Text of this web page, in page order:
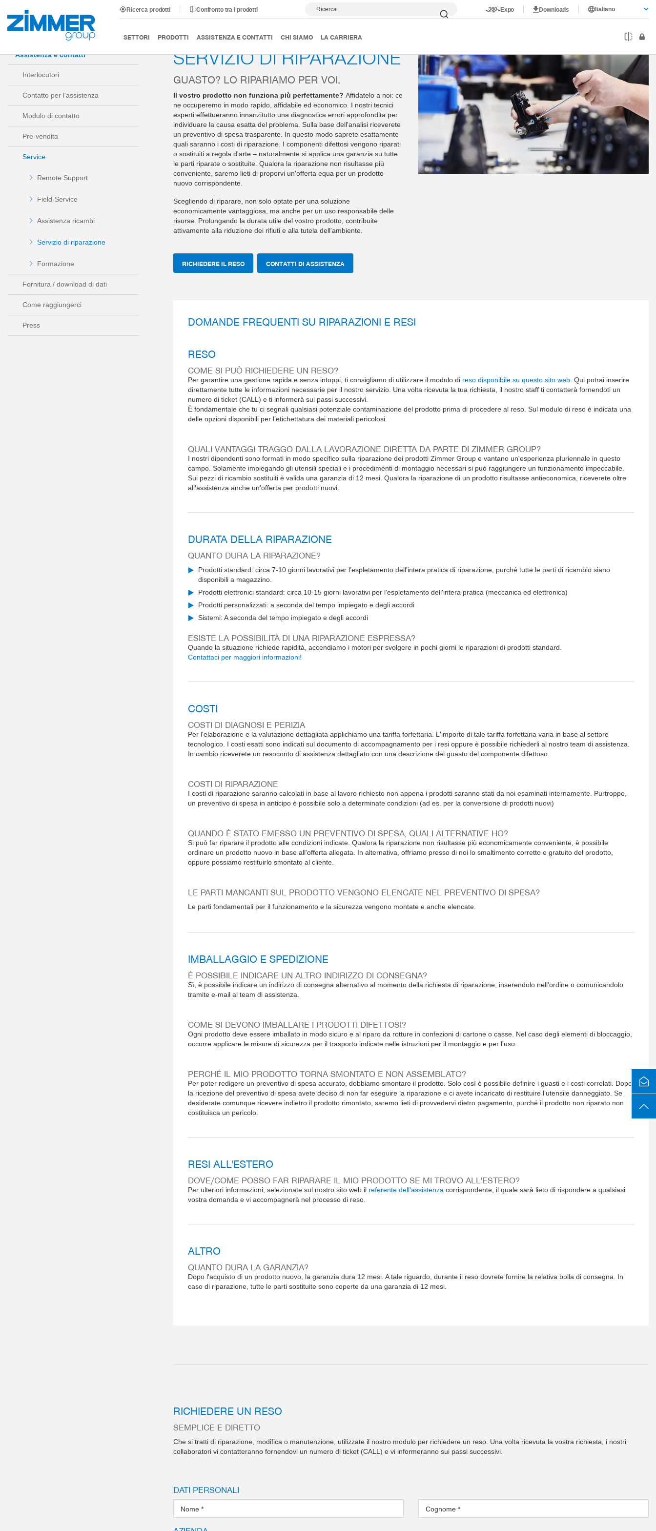
Ricerca prodotti Confronto tra i prodotti Ricerca Expo Downloads Italiano
SETTORI PRODOTTI ASSISTENZA E CONTATTI CHI SIAMO LA CARRIERA
Inizio Assistenza e contatti Service Servizio di riparazione
Assistenza e contatti
Interlocutori
Contatto per l'assistenza
Modulo di contatto
Pre-vendita
Service
Remote Support
Field-Service
Assistenza ricambi
Servizio di riparazione
Formazione
Fornitura / download di dati
Come raggiungerci
Press
SERVIZIO DI RIPARAZIONE
GUASTO? LO RIPARIAMO PER VOI.
Il vostro prodotto non funziona più perfettamente? Affidatelo a noi: ce
ne occuperemo in modo rapido, affidabile ed economico. I nostri tecnici
esperti effettueranno innanzitutto una diagnostica errori approfondita per
individuare la causa esatta del problema. Sulla base dell'analisi riceverete
un preventivo di spesa trasparente. In questo modo saprete esattamente
quali saranno i costi di riparazione. I componenti difettosi vengono riparati
o sostituiti a regola d'arte – naturalmente si applica una garanzia su tutte
le parti riparate o sostituite. Qualora la riparazione non risultasse più
conveniente, saremo lieti di proporvi un'offerta equa per un prodotto
nuovo corrispondente.
Scegliendo di riparare, non solo optate per una soluzione
economicamente vantaggiosa, ma anche per un uso responsabile delle
risorse. Prolungando la durata utile del vostro prodotto, contribuite
attivamente alla riduzione dei rifiuti e alla tutela dell'ambiente.
RICHIEDERE IL RESO CONTATTI DI ASSISTENZA
DOMANDE FREQUENTI SU RIPARAZIONI E RESI
RESO
COME SI PUÒ RICHIEDERE UN RESO?
Per garantire una gestione rapida e senza intoppi, ti consigliamo di utilizzare il modulo di reso disponibile su questo sito web​​​​​​​. Qui potrai inserire
direttamente tutte le informazioni necessarie per il nostro servizio. Una volta ricevuta la tua richiesta, il nostro staff ti contatterà fornendoti un
numero di ticket (CALL) e ti informerà sui passi successivi.
È fondamentale che tu ci segnali qualsiasi potenziale contaminazione del prodotto prima di procedere al reso. Sul modulo di reso è indicata una
delle opzioni disponibili per l’etichettatura dei materiali pericolosi.
QUALI VANTAGGI TRAGGO DALLA LAVORAZIONE DIRETTA DA PARTE DI ZIMMER GROUP?
I nostri dipendenti sono formati in modo specifico sulla riparazione dei prodotti Zimmer Group e vantano un'esperienza pluriennale in questo
campo. Solamente impiegando gli utensili speciali e i procedimenti di montaggio necessari si può raggiungere un funzionamento impeccabile.
Sui pezzi di ricambio sostituiti è valida una garanzia di 12 mesi. Qualora la riparazione di un prodotto risultasse antieconomica, riceverete oltre
all'assistenza anche un'offerta per prodotti nuovi.
DURATA DELLA RIPARAZIONE
QUANTO DURA LA RIPARAZIONE?
Prodotti standard: circa 7-10 giorni lavorativi per l’espletamento dell'intera pratica di riparazione, purché tutte le parti di ricambio siano
disponibili a magazzino.
Prodotti elettronici standard: circa 10-15 giorni lavorativi per l'espletamento dell'intera pratica (meccanica ed elettronica)
Prodotti personalizzati: a seconda del tempo impiegato e degli accordi
Sistemi: A seconda del tempo impiegato e degli accordi
ESISTE LA POSSIBILITÀ DI UNA RIPARAZIONE ESPRESSA?
Quando la situazione richiede rapidità, accendiamo i motori per svolgere in pochi giorni le riparazioni di prodotti standard.
Contattaci per maggiori informazioni!
COSTI
COSTI DI DIAGNOSI E PERIZIA
Per l'elaborazione e la valutazione dettagliata applichiamo una tariffa forfettaria. L'importo di tale tariffa forfettaria varia in base al settore
tecnologico. I costi esatti sono indicati sul documento di accompagnamento per i resi oppure è possibile richiederli al nostro team di assistenza.
In cambio riceverete un resoconto di assistenza dettagliato con una descrizione del guasto del componente difettoso.
COSTI DI RIPARAZIONE
I costi di riparazione saranno calcolati in base al lavoro richiesto non appena i prodotti saranno stati da noi esaminati internamente. Purtroppo,
un preventivo di spesa in anticipo è possibile solo a determinate condizioni (ad es. per la conversione di prodotti nuovi)
QUANDO È STATO EMESSO UN PREVENTIVO DI SPESA, QUALI ALTERNATIVE HO?
Si può far riparare il prodotto alle condizioni indicate. Qualora la riparazione non risultasse più economicamente conveniente, è possibile
ordinare un prodotto nuovo in base all'offerta allegata. In alternativa, offriamo presso di noi lo smaltimento corretto e gratuito del prodotto,
oppure possiamo restituirlo smontato al cliente.
LE PARTI MANCANTI SUL PRODOTTO VENGONO ELENCATE NEL PREVENTIVO DI SPESA?
Le parti fondamentali per il funzionamento e la sicurezza vengono montate e anche elencate.
IMBALLAGGIO E SPEDIZIONE
È POSSIBILE INDICARE UN ALTRO INDIRIZZO DI CONSEGNA?
Sì, è possibile indicare un indirizzo di consegna alternativo al momento della richiesta di riparazione, inserendolo nell'ordine o comunicandolo
tramite e-mail al team di assistenza.
COME SI DEVONO IMBALLARE I PRODOTTI DIFETTOSI?
Ogni prodotto deve essere imballato in modo sicuro e al riparo da rotture in confezioni di cartone o casse. Nel caso degli elementi di bloccaggio,
occorre applicare le misure di sicurezza per il trasporto indicate nelle istruzioni per il montaggio e per l'uso.
PERCHÉ IL MIO PRODOTTO TORNA SMONTATO E NON ASSEMBLATO?
Per poter redigere un preventivo di spesa accurato, dobbiamo smontare il prodotto. Solo così è possibile definire i guasti e i costi correlati. Dopo
la ricezione del preventivo di spesa avete deciso di non far eseguire la riparazione e ci avete incaricato di restituire l’utensile danneggiato. Se
desiderate comunque ricevere indietro il prodotto rimontato, saremo lieti di provvedervi dietro pagamento, purché il prodotto non riparato non
costituisca un pericolo.
RESI ALL'ESTERO
DOVE/COME POSSO FAR RIPARARE IL MIO PRODOTTO SE MI TROVO ALL'ESTERO?
Per ulteriori informazioni, selezionate sul nostro sito web il referente dell'assistenza corrispondente, il quale sarà lieto di rispondere a qualsiasi
vostra domanda e vi accompagnerà nel processo di reso.
ALTRO
QUANTO DURA LA GARANZIA?
Dopo l'acquisto di un prodotto nuovo, la garanzia dura 12 mesi. A tale riguardo, durante il reso dovrete fornire la relativa bolla di consegna. In
caso di riparazione, tutte le parti sostituite sono coperte da una garanzia di 12 mesi.
RICHIEDERE UN RESO
SEMPLICE E DIRETTO
Che si tratti di riparazione, modifica o manutenzione, utilizzate il nostro modulo per richiedere un reso. Una volta ricevuta la vostra richiesta, i nostri
collaboratori vi contatteranno fornendovi un numero di ticket (CALL) e vi informeranno sui passi successivi.
DATI PERSONALI
Nome * Cognome *